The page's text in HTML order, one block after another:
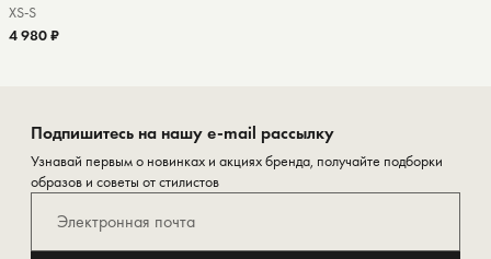
XS-S
4 980 ₽
Подпишитесь на нашу e-mail рассылку
Узнавай первым о новинках и акциях бренда, получайте подборки
образов и советы от стилистов